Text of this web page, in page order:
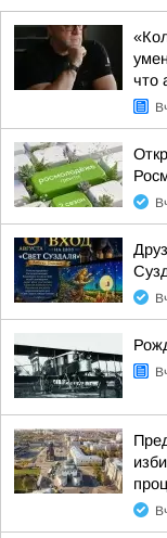
что